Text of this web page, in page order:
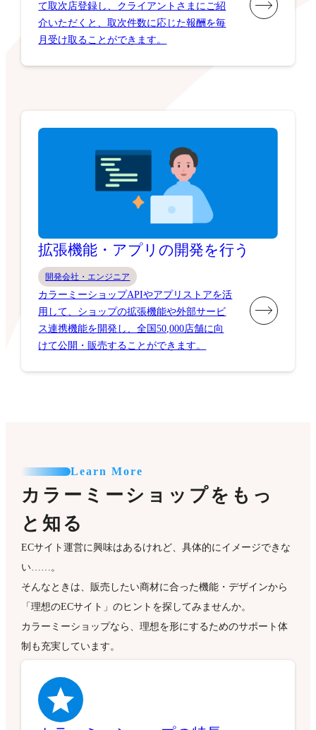
て取次店登録し、クライアントさまにご紹
介いただくと、取次件数に応じた報酬を毎
月受け取ることができます。
拡張機能・アプリの開発を行う
開発会社・エンジニア
カラーミーショップAPIやアプリストアを活
用して、ショップの拡張機能や外部サービ
ス連携機能を開発し、全国50,000店舗に向
けて公開・販売することができます。
Learn More
カラーミーショップをもっ
と知る
ECサイト運営に興味はあるけれど、具体的にイメージできな
い……。
そんなときは、販売したい商材に合った機能・デザインから
「理想のECサイト」のヒントを探してみませんか。
カラーミーショップなら、理想を形にするためのサポート体
制も充実しています。